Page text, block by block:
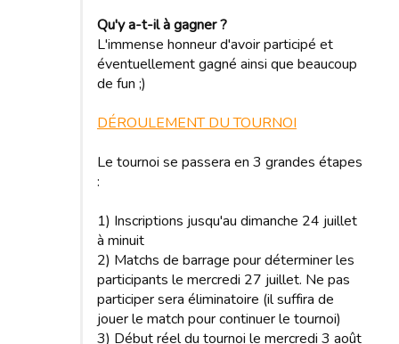
Qu'y a-t-il à gagner ?
L'immense honneur d'avoir participé et
éventuellement gagné ainsi que beaucoup
de fun ;)
DÉROULEMENT DU TOURNOI
Le tournoi se passera en 3 grandes étapes
:
1) Inscriptions jusqu'au dimanche 24 juillet
à minuit
2) Matchs de barrage pour déterminer les
participants le mercredi 27 juillet. Ne pas
participer sera éliminatoire (il suffira de
jouer le match pour continuer le tournoi)
3) Début réel du tournoi le mercredi 3 août